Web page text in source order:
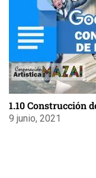
1.10 Construcción
9 junio, 2021